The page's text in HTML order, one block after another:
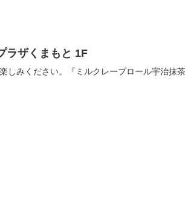
ラザくまもと 1F
みください。『ミルクレープロール宇治抹